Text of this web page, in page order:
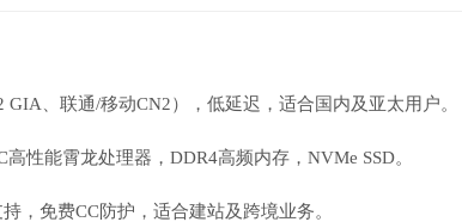
GIA、联通/移动CN2），低延迟，适合国内及亚太用户。
高性能霄龙处理器，DDR4高频内存，NVMe SSD。
，免费CC防护，适合建站及跨境业务。